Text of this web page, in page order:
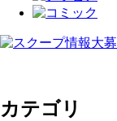
カテゴリ